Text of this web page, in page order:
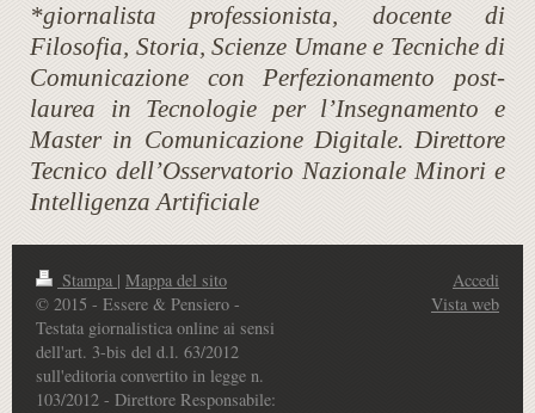
*giornalista professionista, docente di
Filosofia, Storia, Scienze Umane e Tecniche di
Comunicazione con Perfezionamento post-
laurea in Tecnologie per l’Insegnamento e
Master in Comunicazione Digitale. Direttore
Tecnico dell’Osservatorio Nazionale Minori e
Intelligenza Artificiale
Stampa | Mappa del sito
© 2015 - Essere & Pensiero -
Testata giornalistica online ai sensi
dell'art. 3-bis del d.l. 63/2012
sull'editoria convertito in legge n.
103/2012 - Direttore Responsabile:
Accedi
Vista web